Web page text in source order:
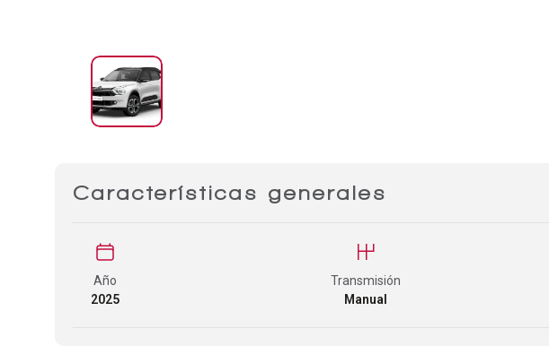
Características generales
Año
2025
Transmisión
Manual